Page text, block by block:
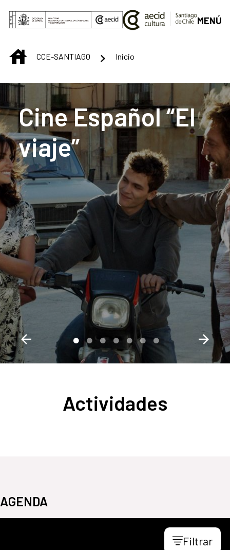
Saltar al contenido principal
MENÚ
INICIOCCE-SANTIAGO Inicio
Centro Cultural de
Cine Español “El
viaje”
Actividades
AGENDA
Filtrar